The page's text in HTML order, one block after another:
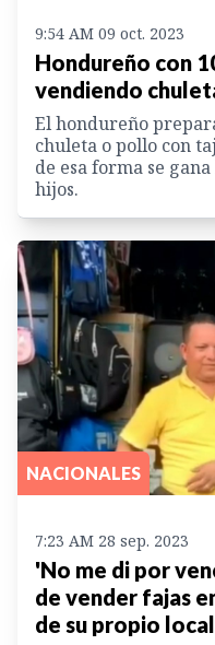
9:54 AM 09 oct. 2023
Hondureño con
vendiendo
El hondureño
chuleta o pollo con
de esa forma se
hijos.
NACIONALES
7:23 AM 28 sep. 2023
'No me di por
de vender fajas
de su propio local